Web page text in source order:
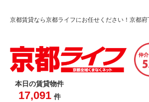
京都賃貸なら京都ライフにお任せください！京都
本日の賃貸物件
17,091 件